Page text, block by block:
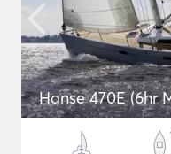
Hanse 470E (6hr